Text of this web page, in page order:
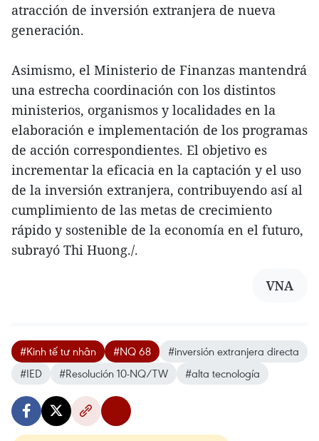
atracción de inversión extranjera de nueva
generación.
Asimismo, el Ministerio de Finanzas mantendrá
una estrecha coordinación con los distintos
ministerios, organismos y localidades en la
elaboración e implementación de los programas
de acción correspondientes. El objetivo es
incrementar la eficacia en la captación y el uso
de la inversión extranjera, contribuyendo así al
cumplimiento de las metas de crecimiento
rápido y sostenible de la economía en el futuro,
subrayó Thi Huong./.
VNA
#Kinh tế tư nhân #NQ 68
#inversión extranjera directa
#IED
#Resolución 10-NQ/TW #alta tecnología